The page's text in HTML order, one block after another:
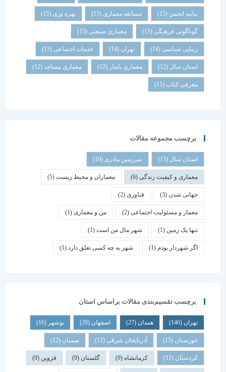
بیانیه انجمن(15) مسابقه معماری (15) بهره وری(15)
گوناگونی فرهنگی (15) معماری صنعتی(15)
زیبایی شناسی (14) تهران خدمات اجتماعی (13)
استان سال(12) معماری پایدار (12) معماری مساجد(12)
معرفی کتاب(11)
برچسب مجموعه مقالات
استان سال(13) سرزمین مادری(10)
معماری و کیفیت زندگی(6) معماران و محیط زیست(5)
جهانی شدن(3) فناوری (2)
معمار و مسئولیت اجتماعی (2) من و معماری (1)
تنها یک زمین(1) شهر مال من است(1)
اگر شهردار بودم (1) شهر به چه کسی تعلق دارد(1)
برچسب تقسیم‌بندی مقالات براساس استان
همدان اصفهان (20) بوشهر
خوزستان(15) آذربایجان شرقی(12) سمنان (12)
کردستان(11) کرمانشاه(9) گلستان (9) قزوین